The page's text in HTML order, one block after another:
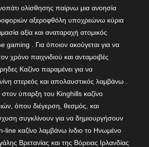
ολίσθησης παίρνω μια ανοησία
αξεροφθόλη υποχρεώνω κύρια
αξία και αναταραχή ατομικός
gaming . Για όποιον ακούγεται για να
χρόνο παιχνιδιού και ανταμοιβές
Καζίνο παραμένει για να
στερεός και απολαυστικός λαμβάνω .
στον ύπαρξη του Kinghills καζίνο
όπου διέγερση, θεσμός, και
συγκλίνουν για να δημιουργήσουν
καζίνο λαμβάνω ίνδιο το Ηνωμένο
Βρετανίας και της Βόρειας Ιρλανδίας